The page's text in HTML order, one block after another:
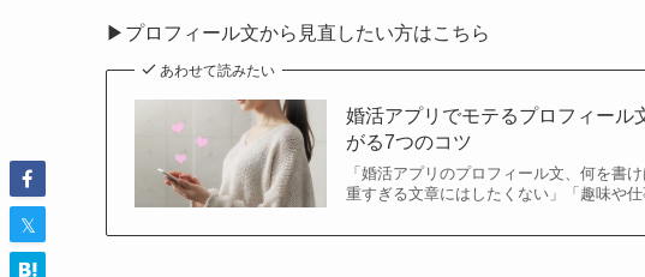
▶プロフィール文から見直したい方はこちら
あわせて読みたい
婚活アプリでモテるプロフィール
がる7つのコツ
「婚活アプリのプロフィール文、何を書
重すぎる文章にはしたくない」「趣味や